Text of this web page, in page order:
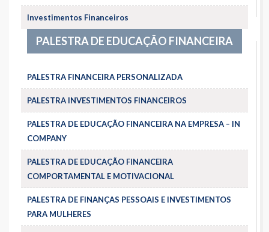
Investimentos Financeiros
PALESTRA DE EDUCAÇÃO FINANCEIRA
PALESTRA FINANCEIRA PERSONALIZADA
PALESTRA INVESTIMENTOS FINANCEIROS
PALESTRA DE EDUCAÇÃO FINANCEIRA NA EMPRESA – IN
COMPANY
PALESTRA DE EDUCAÇÃO FINANCEIRA
COMPORTAMENTAL E MOTIVACIONAL
PALESTRA DE FINANÇAS PESSOAIS E INVESTIMENTOS
PARA MULHERES